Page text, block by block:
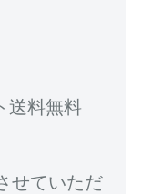
送料無料
せていただ